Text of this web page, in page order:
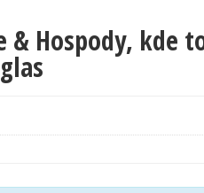
& Hospody, kde